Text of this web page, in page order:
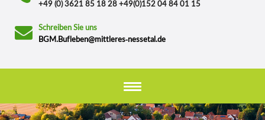
+49 (0) 3621 85 18 28 +49(0)152 04 84 01 15
Schreiben Sie uns
BGM.Bufleben@mittleres-nessetal.de